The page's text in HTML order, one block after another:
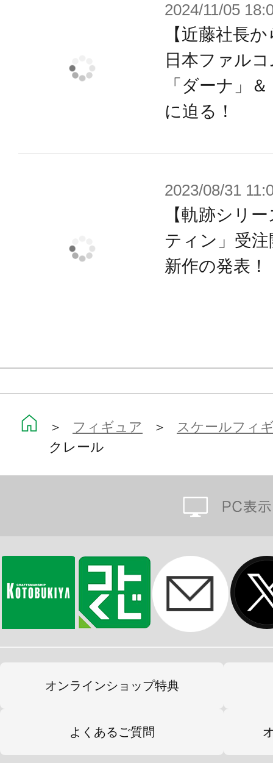
ド共和国編」のフィギュアと並べる
跡」ワールドをお楽しみいただけま
軌跡シリーズを愛する全てのファン
お楽しみください。
ます。
2024/11/05
【近藤社長
日本ファル
「ダーナ」
に迫る！
2023/08/31
【軌跡シリ
ティン」受
新作の発表！
＞ フィギュア ＞ スケールフィ
クレール
オンラインショップ特典
よくあるご質問